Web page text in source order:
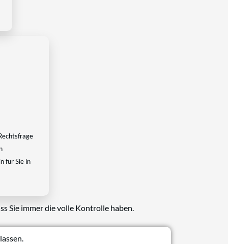
für Sie in
Sie immer die volle Kontrolle haben.